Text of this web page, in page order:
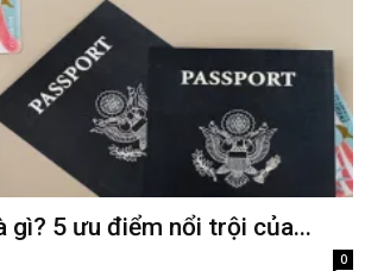
gì? 5 ưu điểm nổi trội của...
0